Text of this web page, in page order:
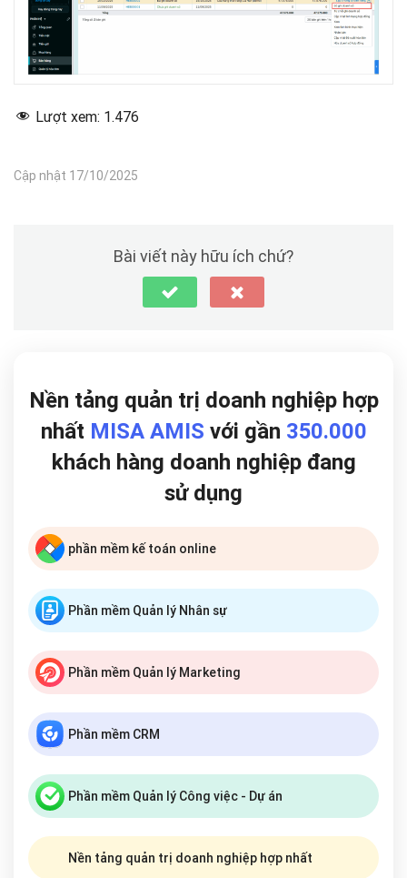
Lượt xem: 1.476
Cập nhật 17/10/2025
Bài viết này hữu ích chứ?
Nền tảng quản trị doanh nghiệp hợp
nhất MISA AMIS với gần 350.000
khách hàng doanh nghiệp đang
sử dụng
phần mềm kế toán online
Phần mềm Quản lý Nhân sự
Phần mềm Quản lý Marketing
Phần mềm CRM
Phần mềm Quản lý Công việc - Dự án
Nền tảng quản trị doanh nghiệp hợp nhất